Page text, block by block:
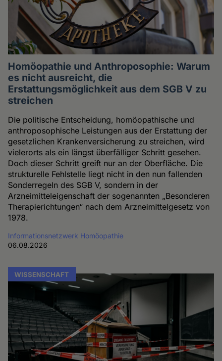
Homöopathie und Anthroposophie: Warum
es nicht ausreicht, die
Erstattungsmöglichkeit aus dem SGB V zu
streichen
Die politische Entscheidung, homöopathische und
anthroposophische Leistungen aus der Erstattung der
gesetzlichen Krankenversicherung zu streichen, wird
vielerorts als ein längst überfälliger Schritt gesehen.
Doch dieser Schritt greift nur an der Oberfläche. Die
strukturelle Fehlstelle liegt nicht in den nun fallenden
Sonderregeln des SGB V, sondern in der
Arzneimitteleigenschaft der sogenannten „Besonderen
Therapierichtungen“ nach dem Arzneimittelgesetz von
1978.
Informationsnetzwerk Homöopathie
06.08.2026
WISSENSCHAFT